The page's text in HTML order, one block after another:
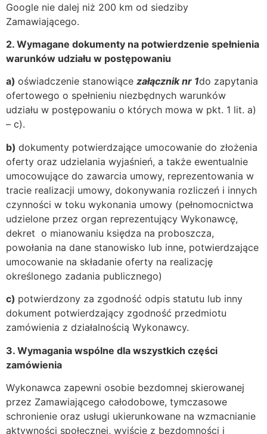
Google nie dalej niż 200 km od siedziby
Zamawiającego.
2. Wymagane dokumenty na potwierdzenie spełnienia
warunków udziału w postępowaniu
a) oświadczenie stanowiące załącznik nr 1do zapytania
ofertowego o spełnieniu niezbędnych warunków
udziału w postępowaniu o których mowa w pkt. 1 lit. a)
– c).
b) dokumenty potwierdzające umocowanie do złożenia
oferty oraz udzielania wyjaśnień, a także ewentualnie
umocowujące do zawarcia umowy, reprezentowania w
tracie realizacji umowy, dokonywania rozliczeń i innych
czynności w toku wykonania umowy (pełnomocnictwa
udzielone przez organ reprezentujący Wykonawcę,
dekret o mianowaniu księdza na proboszcza,
powołania na dane stanowisko lub inne, potwierdzające
umocowanie na składanie oferty na realizację
określonego zadania publicznego)
c) potwierdzony za zgodność odpis statutu lub inny
dokument potwierdzający zgodność przedmiotu
zamówienia z działalnością Wykonawcy.
3. Wymagania wspólne dla wszystkich części
zamówienia
Wykonawca zapewni osobie bezdomnej skierowanej
przez Zamawiającego całodobowe, tymczasowe
schronienie oraz usługi ukierunkowane na wzmacnianie
aktywności społecznej, wyjście z bezdomności i